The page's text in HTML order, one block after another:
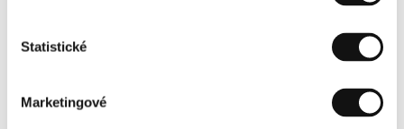
Statistické
Marketingové